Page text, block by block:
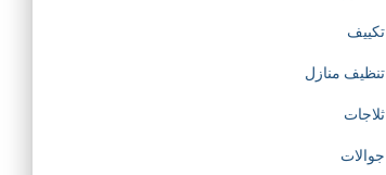
تكييف
تنظيف منازل
ثلاجات
جوالات